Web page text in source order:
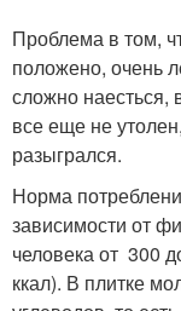
Проблема в том,
положено, очень
сложно наесться,
все еще не
разыгрался.
Норма
зависимости от
человека от 300
ккал). В плитке